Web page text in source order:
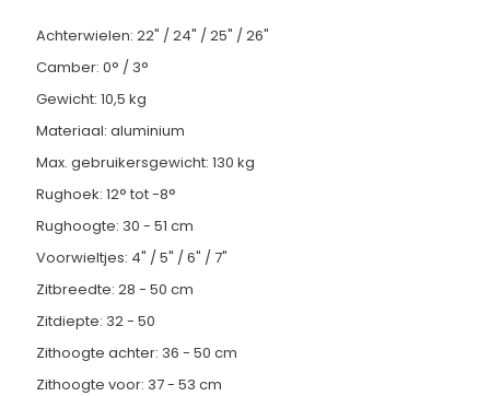
Achterwielen: 22" / 24" / 25" / 26"
Camber: 0° / 3°
Gewicht: 10,5 kg
Materiaal: aluminium
Max. gebruikersgewicht: 130 kg
Rughoek: 12° tot -8°
Rughoogte: 30 - 51 cm
Voorwieltjes: 4" / 5" / 6" / 7"
Zitbreedte: 28 - 50 cm
Zitdiepte: 32 - 50
Zithoogte achter: 36 - 50 cm
Zithoogte voor: 37 - 53 cm